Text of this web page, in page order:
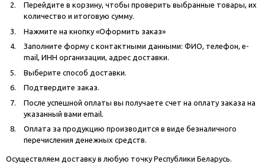
Перейдите в корзину, чтобы проверить выбранные товары, их
количество и итоговую сумму.
Нажмите на кнопку «Оформить заказ»
Заполните форму с контактными данными: ФИО, телефон, e-
mail, ИНН организации, адрес доставки.
Выберите способ доставки.
Подтвердите заказ.
После успешной оплаты вы получаете счет на оплату заказа на
указанный вами email.
Оплата за продукцию производится в виде безналичного
перечисления денежных средств.
Осуществляем доставку в любую точку Республики Беларусь.